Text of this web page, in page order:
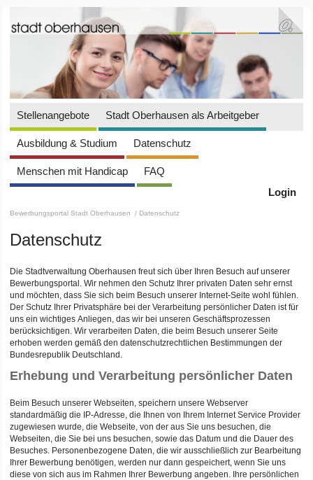
Stellenangebote Stadt Oberhausen als Arbeitgeber
Ausbildung & Studium Datenschutz
Menschen mit Handicap
FAQ
Login
Bewerbungsportal Stadt Oberhausen / Datenschutz
Datenschutz
Die Stadtverwaltung Oberhausen freut sich über Ihren Besuch auf unserer
Bewerbungsportal. Wir nehmen den Schutz Ihrer privaten Daten sehr ernst
und möchten, dass Sie sich beim Besuch unserer Internet-Seite wohl fühlen.
Der Schutz Ihrer Privatsphäre bei der Verarbeitung persönlicher Daten ist für
uns ein wichtiges Anliegen, das wir bei unseren Geschäftsprozessen
berücksichtigen. Wir verarbeiten Daten, die beim Besuch unserer Seite
erhoben werden gemäß den datenschutzrechtlichen Bestimmungen der
Bundesrepublik Deutschland.
Erhebung und Verarbeitung persönlicher Daten
Beim Besuch unserer Webseiten, speichern unsere Webserver
standardmäßig die IP-Adresse, die Ihnen von Ihrem Internet Service Provider
zugewiesen wurde, die Webseite, von der aus Sie uns besuchen, die
Webseiten, die Sie bei uns besuchen, sowie das Datum und die Dauer des
Besuches. Personenbezogene Daten, die wir ausschließlich zur Bearbeitung
Ihrer Bewerbung benötigen, werden nur dann gespeichert, wenn Sie uns
diese von sich aus im Rahmen Ihrer Bewerbung angeben. Ihre persönlichen